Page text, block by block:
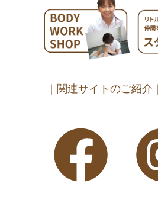
｜関連サイトのご紹介｜